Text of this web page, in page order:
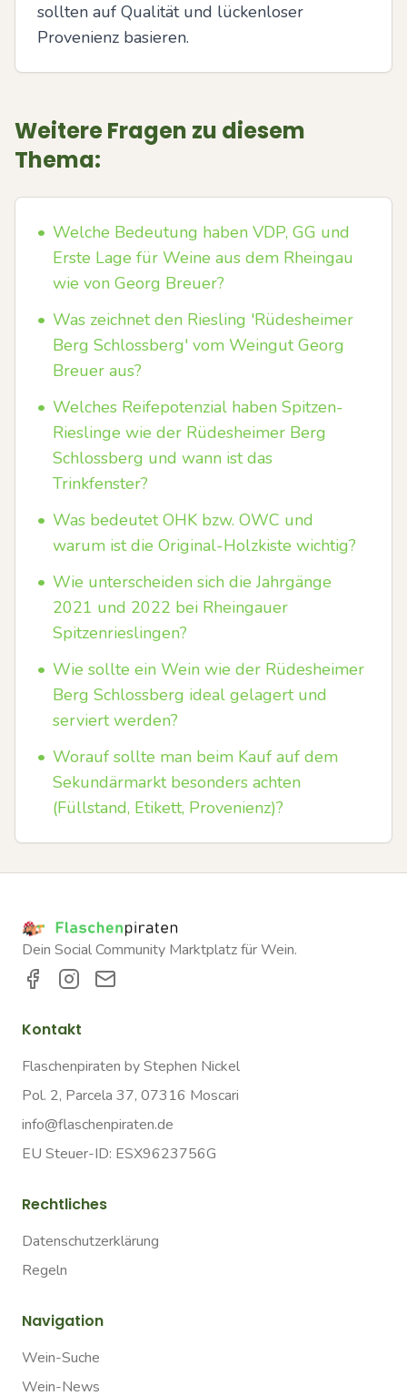
sollten auf Qualität und lückenloser
Provenienz basieren.
Weitere Fragen zu diesem
Thema:
• Welche Bedeutung haben VDP, GG und
Erste Lage für Weine aus dem Rheingau
wie von Georg Breuer?
• Was zeichnet den Riesling 'Rüdesheimer
Berg Schlossberg' vom Weingut Georg
Breuer aus?
• Welches Reifepotenzial haben Spitzen-
Rieslinge wie der Rüdesheimer Berg
Schlossberg und wann ist das
Trinkfenster?
• Was bedeutet OHK bzw. OWC und
warum ist die Original-Holzkiste wichtig?
• Wie unterscheiden sich die Jahrgänge
2021 und 2022 bei Rheingauer
Spitzenrieslingen?
• Wie sollte ein Wein wie der Rüdesheimer
Berg Schlossberg ideal gelagert und
serviert werden?
• Worauf sollte man beim Kauf auf dem
Sekundärmarkt besonders achten
(Füllstand, Etikett, Provenienz)?
Dein Social Community Marktplatz für Wein.
Kontakt
Flaschenpiraten by Stephen Nickel
Pol. 2, Parcela 37, 07316 Moscari
info@flaschenpiraten.de
EU Steuer-ID: ESX9623756G
Rechtliches
Datenschutzerklärung
Regeln
Navigation
Wein-Suche
Wein-News